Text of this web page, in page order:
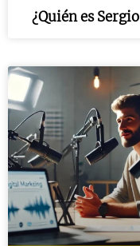
¿Quién es